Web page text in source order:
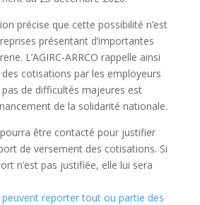
précise que cette possibilité n’est
présentant d’importantes
L’AGIRC-ARRCO rappelle ainsi
des cotisations par les employeurs
de difficultés majeures est
de la solidarité nationale.
pourra être contacté pour justifier
de versement des cotisations. Si
n’est pas justifiée, elle lui sera
reporter tout ou partie des